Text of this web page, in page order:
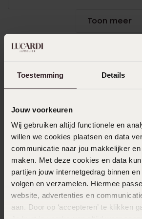
Toestemming Details
Jouw voorkeuren
Wij gebruiken altijd functionele en
willen we cookies plaatsen en data
communicatie naar jou makkelijker
maken. Met deze cookies en data
partijen jouw internetgedrag binnen
volgen en verzamelen. Hiermee
website, advertenties en
aan. Door op ‘accepteren’ te klikken
Toon meer
Selecteer maat &